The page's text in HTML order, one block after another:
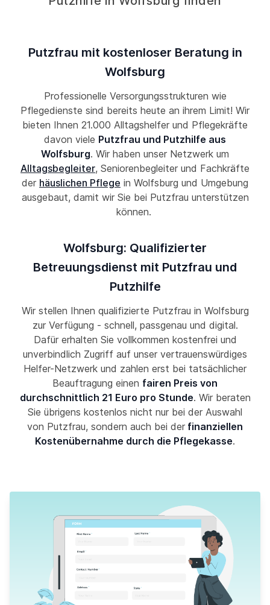
Putzfrau mit kostenloser Beratung in
Wolfsburg
Professionelle Versorgungsstrukturen wie
Pflegedienste sind bereits heute an ihrem Limit! Wir
bieten Ihnen 21.000 Alltagshelfer und Pflegekräfte
davon viele Putzfrau und Putzhilfe aus
Wolfsburg. Wir haben unser Netzwerk um
Alltagsbegleiter, Seniorenbegleiter und Fachkräfte
der häuslichen Pflege in Wolfsburg und Umgebung
ausgebaut, damit wir Sie bei Putzfrau unterstützen
können.
Wolfsburg: Qualifizierter
Betreuungsdienst mit Putzfrau und
Putzhilfe
Wir stellen Ihnen qualifizierte Putzfrau in Wolfsburg
zur Verfügung - schnell, passgenau und digital.
Dafür erhalten Sie vollkommen kostenfrei und
unverbindlich Zugriff auf unser vertrauenswürdiges
Helfer-Netzwerk und zahlen erst bei tatsächlicher
Beauftragung einen fairen Preis von
durchschnittlich 21 Euro pro Stunde. Wir beraten
Sie übrigens kostenlos nicht nur bei der Auswahl
von Putzfrau, sondern auch bei der finanziellen
Kostenübernahme durch die Pflegekasse.